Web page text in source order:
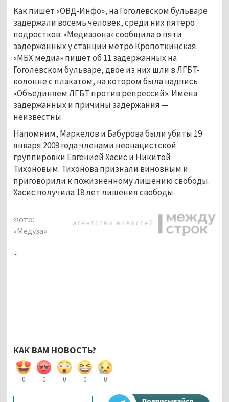
Как пишет «ОВД-Инфо», на Гоголевском бульваре
задержали восемь человек, среди них пятеро
подростков. «Медиазона» сообщила о пяти
задержанных у станции метро Кропоткинская.
«МБХ медиа» пишет об 11 задержанных на
Гоголевском бульваре, двое из них шли в ЛГБТ-
колонне с плакатом, на котором была надпись
«Объединяем ЛГБТ против репрессий». Имена
задержанных и причины задержания —
неизвестны.
Напомним, Маркелов и Бабурова были убиты 19
января 2009 года членами неонацистской
группировки Евгенией Хасис и Никитой
Тихоновым. Тихонова признали виновным и
приговорили к пожизненному лишению свободы.
Хасис получила 18 лет лишения свободы.
Фото:
«Медуза»
...
КАК ВАМ НОВОСТЬ?
0 0 0 0 0